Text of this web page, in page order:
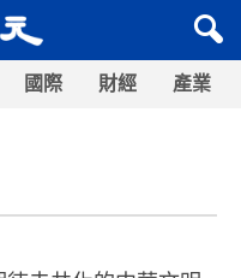
國際 財經 產業